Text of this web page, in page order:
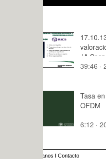
17.10.13 Ética de la
valoración3
JA.Sospedra
39:46 · 2015
Tasa en Modulación
6:12 · 2014